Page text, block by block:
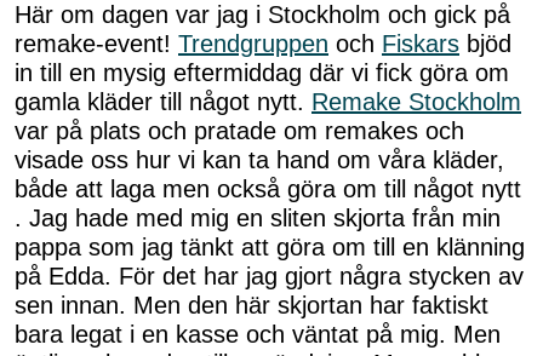
Här om dagen var jag i Stockholm och gick på
remake-event! Trendgruppen och Fiskars bjöd
in till en mysig eftermiddag där vi fick göra om
gamla kläder till något nytt. Remake Stockholm
var på plats och pratade om remakes och
visade oss hur vi kan ta hand om våra kläder,
både att laga men också göra om till något nytt
. Jag hade med mig en sliten skjorta från min
pappa som jag tänkt att göra om till en klänning
på Edda. För det har jag gjort några stycken av
sen innan. Men den här skjortan har faktiskt
bara legat i en kasse och väntat på mig. Men